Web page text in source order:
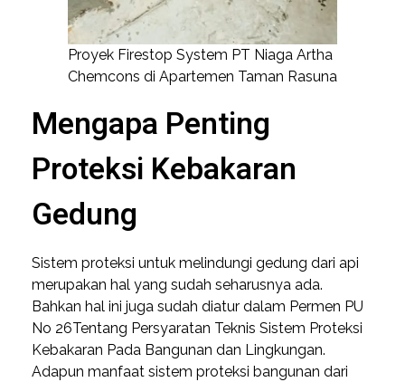
Proyek Firestop System PT Niaga Artha
Chemcons di Apartemen Taman Rasuna
Mengapa Penting
Proteksi Kebakaran
Gedung
Sistem proteksi untuk melindungi gedung dari api
merupakan hal yang sudah seharusnya ada.
Bahkan hal ini juga sudah diatur dalam Permen PU
No 26Tentang Persyaratan Teknis Sistem Proteksi
Kebakaran Pada Bangunan dan Lingkungan.
Adapun manfaat sistem proteksi bangunan dari